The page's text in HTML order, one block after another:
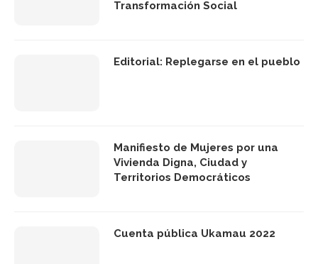
Transformación Social
Editorial: Replegarse en el pueblo
Manifiesto de Mujeres por una
Vivienda Digna, Ciudad y
Territorios Democráticos
Cuenta pública Ukamau 2022